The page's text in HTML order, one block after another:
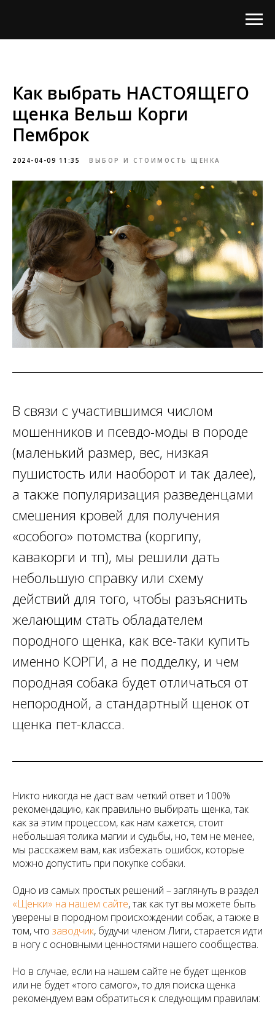
Как выбрать НАСТОЯЩЕГО
щенка Вельш Корги
Пемброк
2024-04-09 11:35 ВЫБОР И СТОИМОСТЬ ЩЕНКА
В связи с участившимся числом
мошенников и псевдо-моды в породе
(маленький размер, вес, низкая
пушистость или наоборот и так далее),
а также популяризация разведенцами
смешения кровей для получения
«особого» потомства (коргипу,
кавакорги и тп), мы решили дать
небольшую справку или схему
действий для того, чтобы разъяснить
желающим стать обладателем
породного щенка, как все-таки купить
именно КОРГИ, а не подделку, и чем
породная собака будет отличаться от
непородной, а стандартный щенок от
щенка пет-класса.
Никто никогда не даст вам четкий ответ и 100%
рекомендацию, как правильно выбирать щенка, так
как за этим процессом, как нам кажется, стоит
небольшая толика магии и судьбы, но, тем не менее,
мы расскажем вам, как избежать ошибок, которые
можно допустить при покупке собаки.
Одно из самых простых решений – заглянуть в раздел
«Щенки» на нашем сайте, так как тут вы можете быть
уверены в породном происхождении собак, а также в
том, что заводчик, будучи членом Лиги, старается идти
в ногу с основными ценностями нашего сообщества.
Но в случае, если на нашем сайте не будет щенков
или не будет «того самого», то для поиска щенка
рекомендуем вам обратиться к следующим правилам: